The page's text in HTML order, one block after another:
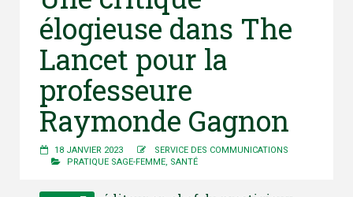
élogieuse dans The
Lancet pour la
professeure
Raymonde Gagnon
18 JANVIER 2023
SERVICE DES COMMUNICATIONS
PRATIQUE SAGE-FEMME, SANTÉ